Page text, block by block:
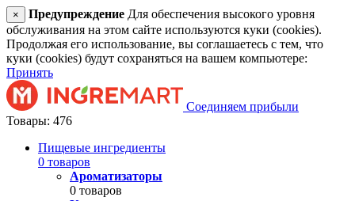
× Предупреждение Для обеспечения высокого уровня
обслуживания на этом сайте используются куки (cookies).
Продолжая его использование, вы соглашаетесь с тем, что
куки (cookies) будут сохраняться на вашем компьютере:
Принять
Соединяем прибыли
Товары: 476
Пищевые ингредиенты
0 товаров
Ароматизаторы
0 товаров